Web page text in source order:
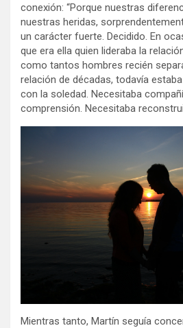
conexión: “Porque nuestras
nuestras heridas,
un carácter fuerte. Decidido. En
que era ella quien lideraba la
como tantos hombres recién
relación de décadas, todavía
con la soledad. Necesitaba
comprensión. Necesitaba
Mientras tanto, Martín seguía